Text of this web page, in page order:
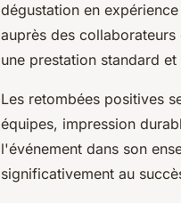
dégustation en
auprès des
une prestation standard
Les retombées positives
équipes, impression
l'événement dans son
significativement au